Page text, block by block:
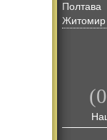
Полтава
Житомир